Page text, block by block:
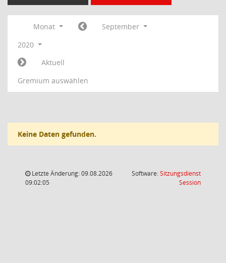
Monat
September
2020
Aktuell
Gremium auswählen
Keine Daten gefunden.
Letzte Änderung: 09.08.2026
09:02:05
Software:Sitzungsdienst
Session(Wird in